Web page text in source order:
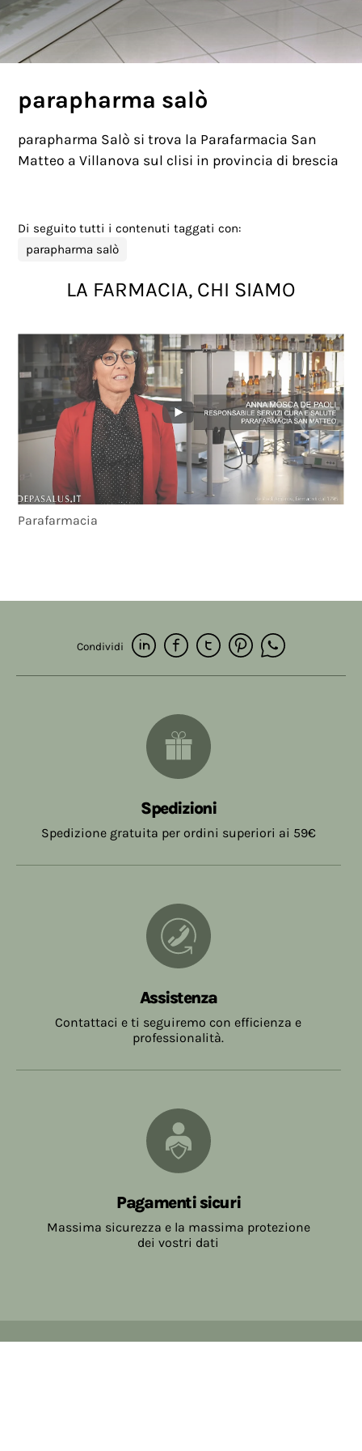
parapharma salò
parapharma Salò si trova la Parafarmacia San
Matteo a Villanova sul clisi in provincia di brescia
Di seguito tutti i contenuti taggati con:
parapharma salò
LA FARMACIA, CHI SIAMO
Parafarmacia
Condividi
Spedizioni
Spedizione gratuita per ordini superiori ai 59€
Assistenza
Contattaci e ti seguiremo con efficienza e
professionalità.
Pagamenti sicuri
Massima sicurezza e la massima protezione
dei vostri dati